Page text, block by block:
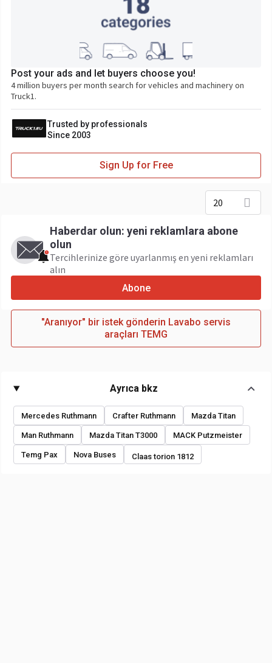
Post your ads and let buyers choose you!
4 million buyers per month search for vehicles and machinery on
Truck1.
Trusted by professionals
Since 2003
Sign Up for Free
20
Haberdar olun: yeni reklamlara abone
olun
Tercihlerinize göre uyarlanmış en yeni reklamları
alın
Abone
"Aranıyor" bir istek gönderin Lavabo servis
araçları TEMG
Ayrıca bkz
Mercedes Ruthmann Crafter Ruthmann Mazda Titan
Man Ruthmann Mazda Titan T3000 MACK Putzmeister
Temg Pax Nova Buses Claas torion 1812